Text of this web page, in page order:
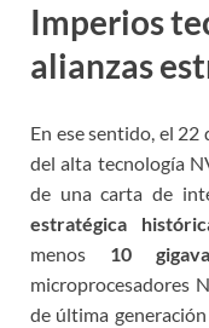
Imperios
alianzas
En ese sentido, el 22
del alta tecnología
de una carta de
estratégica
menos 10
microprocesadores
de última